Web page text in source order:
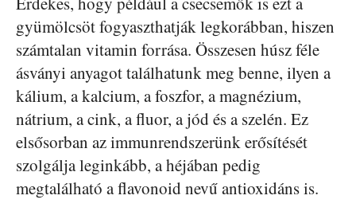
gyümölcsöt fogyaszthatják legkorábban, hiszen
számtalan vitamin forrása. Összesen húsz féle
ásványi anyagot találhatunk meg benne, ilyen a
kálium, a kalcium, a foszfor, a magnézium,
nátrium, a cink, a fluor, a jód és a szelén. Ez
elsősorban az immunrendszerünk erősítését
szolgálja leginkább, a héjában pedig
megtalálható a flavonoid nevű antioxidáns is.